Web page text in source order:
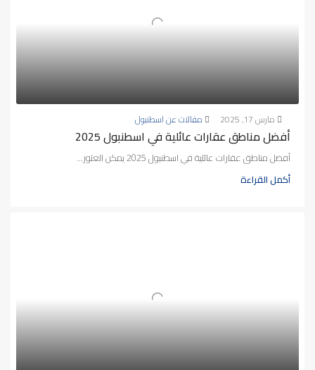
مارس 17, 2025 مقالات عن اسطنبول
أفضل مناطق عقارات عائلية في اسطنبول 2025
أفضل مناطق عقارات عائلية في اسطنبول 2025 يمكن العثور...
أكمل القراءة